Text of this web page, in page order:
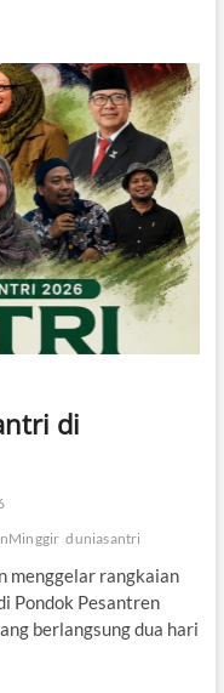
di
duniasantri
menggelar rangkaian
Pondok Pesantren
berlangsung dua hari